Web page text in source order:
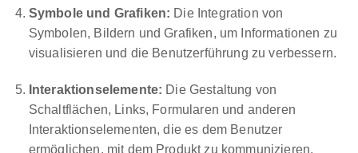
Symbole und Grafiken: Die Integration von
Symbolen, Bildern und Grafiken, um Informationen zu
visualisieren und die Benutzerführung zu verbessern.
Interaktionselemente: Die Gestaltung von
Schaltflächen, Links, Formularen und anderen
Interaktionselementen, die es dem Benutzer
ermöglichen, mit dem Produkt zu kommunizieren.